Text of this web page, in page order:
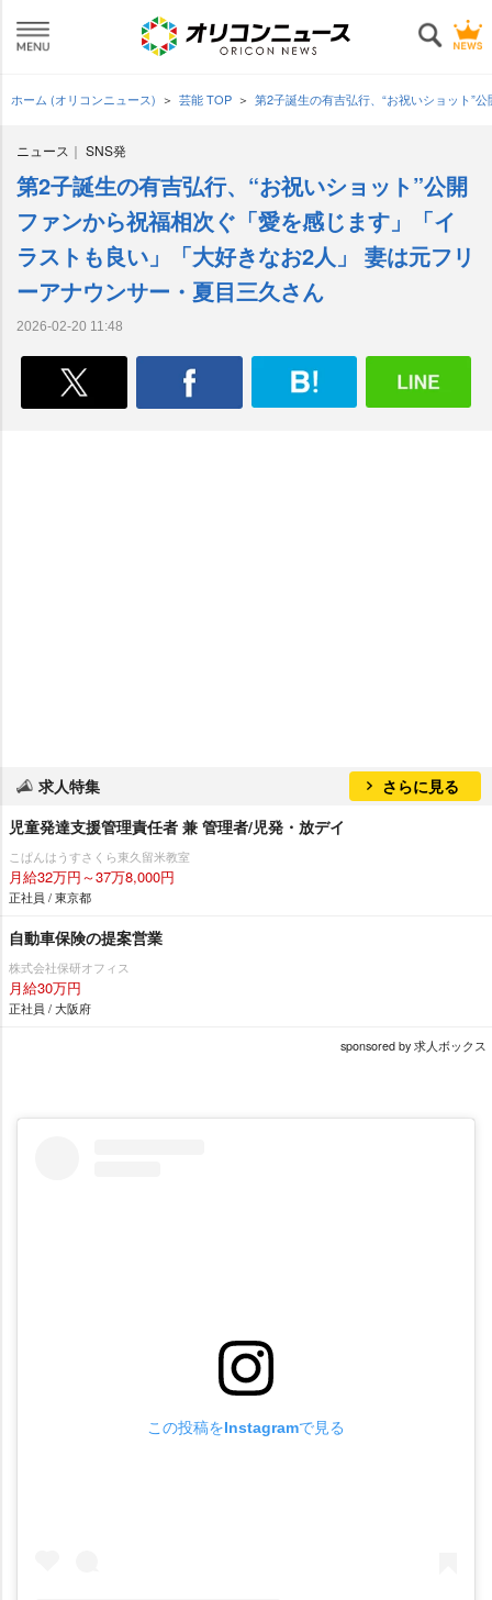
ホーム (オリコンニュース) 芸能 TOP 第2子誕生の有吉弘行、“お祝いショット”
ニュース SNS発
第2子誕生の有吉弘行、“お祝いショット”公開
ファンから祝福相次ぐ「愛を感じます」「イ
ラストも良い」「大好きなお2人」 妻は元フリ
ーアナウンサー・夏目三久さん
2026-02-20 11:48
求人特集
さらに見る
児童発達支援管理責任者 兼 管理者/児発・放デイ
こぱんはうすさくら東久留米教室
月給32万円～37万8,000円
正社員 / 東京都
自動車保険の提案営業
株式会社保研オフィス
月給30万円
正社員 / 大阪府
sponsored by 求人ボックス
この投稿をInstagramで見る